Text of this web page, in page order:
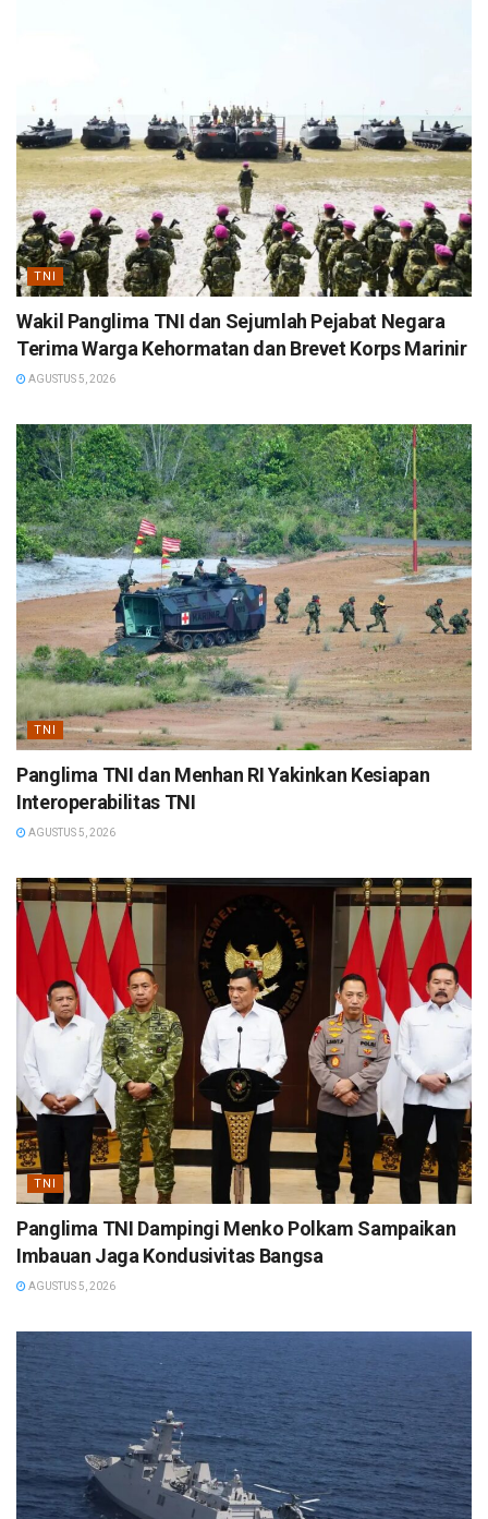
TNI
Wakil Panglima TNI dan Sejumlah Pejabat Negara
Terima Warga Kehormatan dan Brevet Korps Marinir
AGUSTUS 5, 2026
TNI
Panglima TNI dan Menhan RI Yakinkan Kesiapan
Interoperabilitas TNI
AGUSTUS 5, 2026
TNI
Panglima TNI Dampingi Menko Polkam Sampaikan
Imbauan Jaga Kondusivitas Bangsa
AGUSTUS 5, 2026